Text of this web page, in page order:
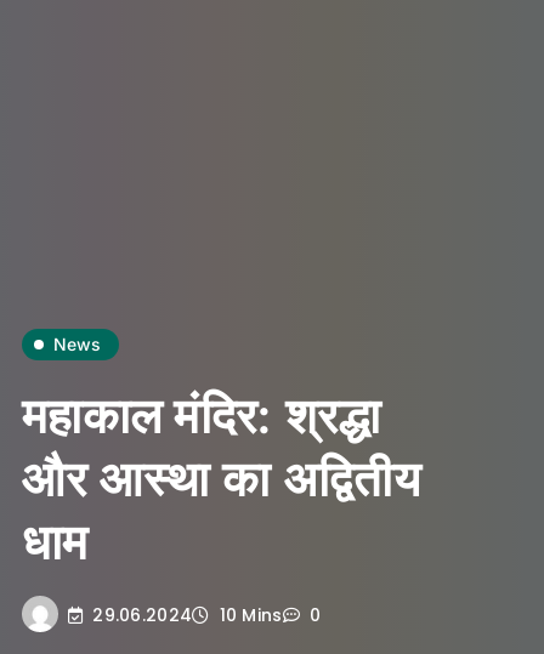
News
महाकाल मंदिर: श्रद्धा
और आस्था का अद्वितीय
धाम
29.06.2024 10 Mins 0